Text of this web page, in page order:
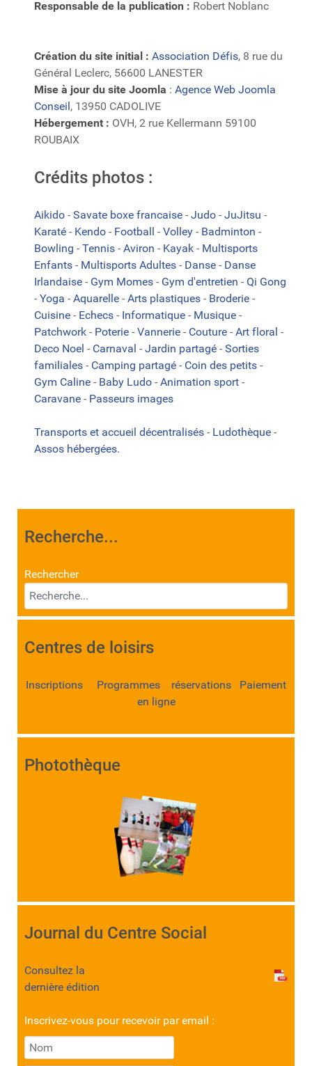
Responsable de la publication : Robert Noblanc
Création du site initial : Association Défis, 8 rue du
Général Leclerc, 56600 LANESTER
Mise à jour du site Joomla : Agence Web Joomla
Conseil, 13950 CADOLIVE
Hébergement : OVH, 2 rue Kellermann 59100
ROUBAIX
Crédits photos :
Aikido - Savate boxe francaise - Judo - JuJitsu -
Karaté - Kendo - Football - Volley - Badminton -
Bowling - Tennis - Aviron - Kayak - Multisports
Enfants - Multisports Adultes - Danse - Danse
Irlandaise - Gym Momes - Gym d'entretien - Qi Gong
- Yoga - Aquarelle - Arts plastiques - Broderie -
Cuisine - Echecs - Informatique - Musique -
Patchwork - Poterie - Vannerie - Couture - Art floral -
Deco Noel - Carnaval - Jardin partagé - Sorties
familiales - Camping partagé - Coin des petits -
Gym Caline - Baby Ludo - Animation sport -
Caravane - Passeurs images
Transports et accueil décentralisés - Ludothèque -
Assos hébergées.
Recherche...
Rechercher
Centres de loisirs
Inscriptions Programmes réservations Paiement
en ligne
Photothèque
Journal du Centre Social
Consultez la
dernière édition
Inscrivez-vous pour recevoir par email :